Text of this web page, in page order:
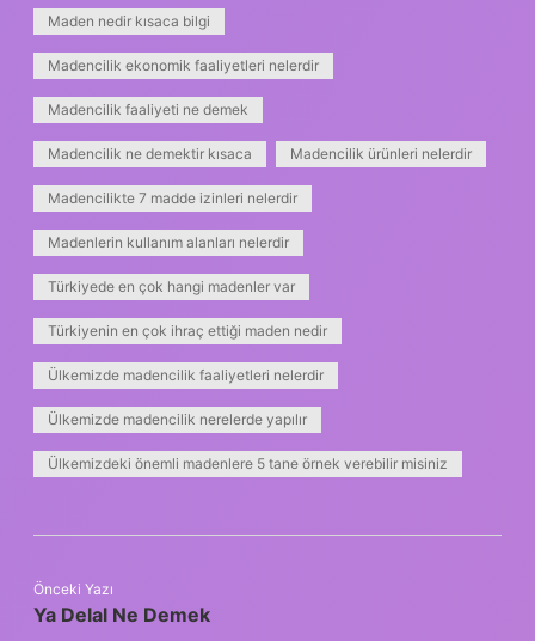
Maden nedir kısaca bilgi
Madencilik ekonomik faaliyetleri nelerdir
Madencilik faaliyeti ne demek
Madencilik ne demektir kısaca Madencilik ürünleri nelerdir
Madencilikte 7 madde izinleri nelerdir
Madenlerin kullanım alanları nelerdir
Türkiyede en çok hangi madenler var
Türkiyenin en çok ihraç ettiği maden nedir
Ülkemizde madencilik faaliyetleri nelerdir
Ülkemizde madencilik nerelerde yapılır
Ülkemizdeki önemli madenlere 5 tane örnek verebilir misiniz
Önceki Yazı
Ya Delal Ne Demek